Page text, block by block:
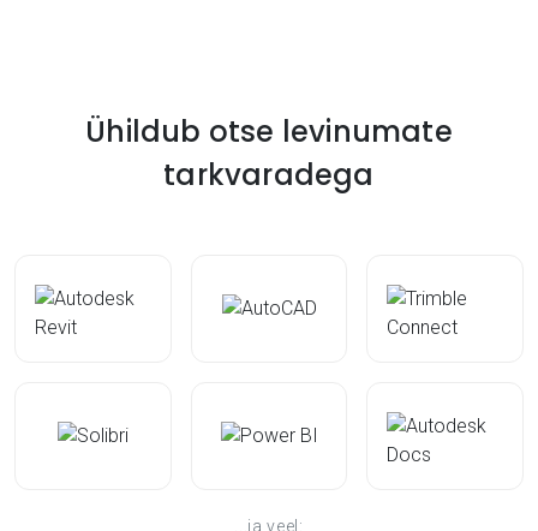
Ühildub otse levinumate
tarkvaradega
...ja veel: